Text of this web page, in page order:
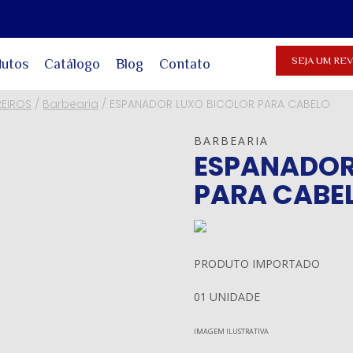
Catálogo Blog Contato SEJA UM
/ Barbearia / ESPANADOR LUXO BICOLOR PARA CABELO
BARBEARIA
PARA
PRODUTO IMPORTADO
01 UNIDADE
IMAGEM ILUSTRATIVA